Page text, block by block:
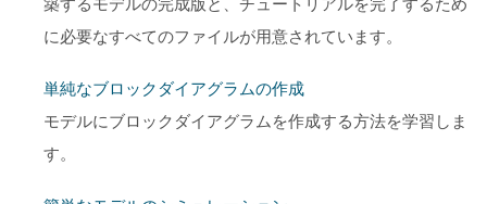
に必要なすべてのファイルが用意されています。
単純なブロックダイアグラムの作成
モデルにブロックダイアグラムを作成する方法を学習しま
す。